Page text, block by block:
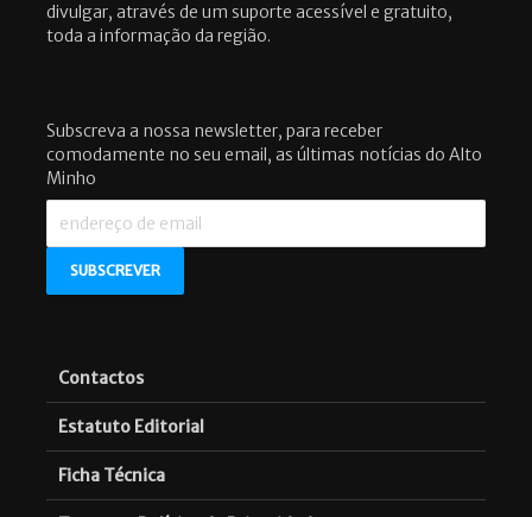
divulgar, através de um suporte acessível e gratuito,
toda a informação da região.
Subscreva a nossa newsletter, para receber
comodamente no seu email, as últimas notícias do Alto
Minho
Contactos
Estatuto Editorial
Ficha Técnica